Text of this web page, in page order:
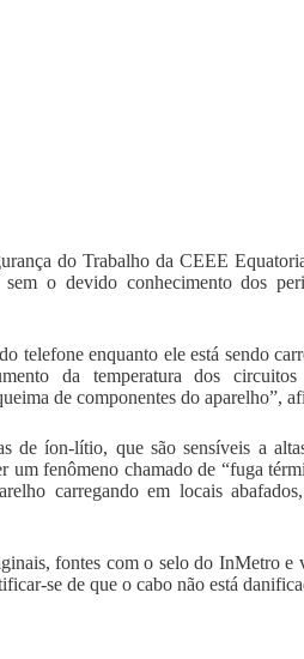
do Trabalho da CEEE
sem o devido conhecimento dos
telefone enquanto ele está sendo
da temperatura dos
de componentes do aparelho”,
de íon-lítio, que são sensíveis a
um fenômeno chamado de “fuga
carregando em locais
fontes com o selo do InMetro e
se de que o cabo não está